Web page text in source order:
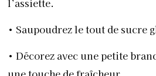
• Saupoudrez le tout de sucre
• Décorez avec une petite